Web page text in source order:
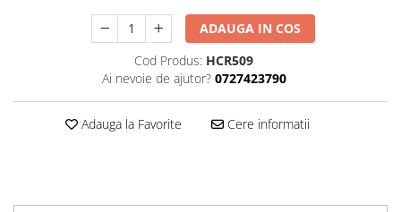
ADAUGA IN COS
Cod Produs: HCR509
Ai nevoie de ajutor? 0727423790
Adauga la Favorite Cere informatii